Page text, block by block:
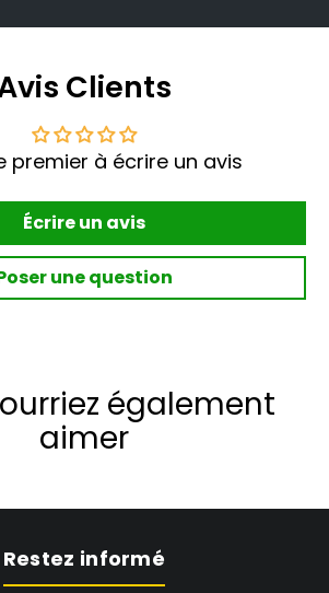
Clients
premier à écrire un avis
Écrire un avis
une question
également
aimer
Restez informé